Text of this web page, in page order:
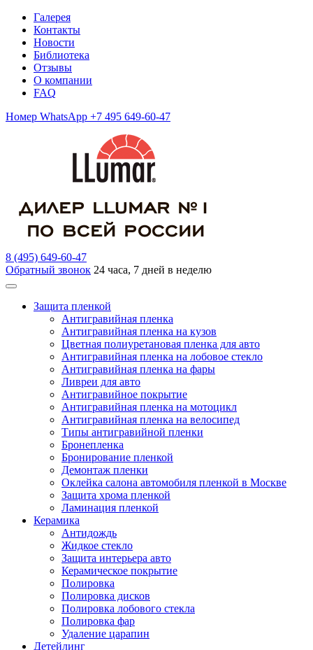
Галерея
Контакты
Новости
Библиотека
Отзывы
О компании
FAQ
Номер WhatsApp +7 495 649-60-47
8 (495) 649-60-47
Обратный звонок 24 часа, 7 дней в неделю
Защита пленкой
Антигравийная пленка
Антигравийная пленка на кузов
Цветная полиуретановая пленка для авто
Антигравийная пленка на лобовое стекло
Антигравийная пленка на фары
Ливреи для авто
Антигравийное покрытие
Антигравийная пленка на мотоцикл
Антигравийная пленка на велосипед
Типы антигравийной пленки
Бронепленка
Бронирование пленкой
Демонтаж пленки
Оклейка салона автомобиля пленкой в Москве
Защита хрома пленкой
Ламинация пленкой
Керамика
Антидождь
Жидкое стекло
Защита интерьера авто
Керамическое покрытие
Полировка
Полировка дисков
Полировка лобового стекла
Полировка фар
Удаление царапин
Детейлинг